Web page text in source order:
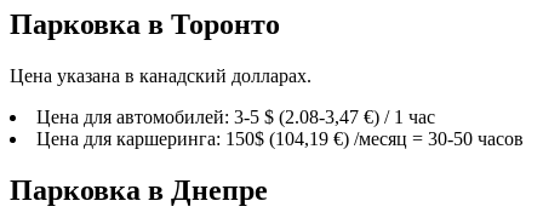
Парковка в Торонто
Цена указана в канадский долларах.
Цена для автомобилей: 3-5 $ (2.08-3,47 €) / 1 час
Цена для каршеринга: 150$ (104,19 €) /месяц = 30-50 часов
Парковка в Днепре